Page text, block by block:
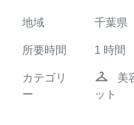
地域 千葉県
所要時間 1 時間
カテゴリ
ー
checkroom 美
ット